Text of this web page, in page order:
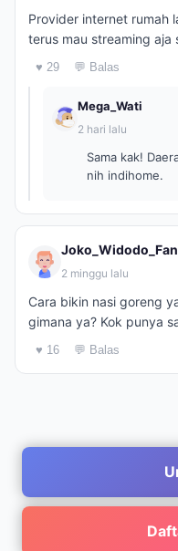
Provider internet rumah
terus mau streaming aja
♥ 29 💬 Balas
Mega_Wati
2 hari lalu
Sama kak!
nih indihome.
2 minggu lalu
Cara bikin nasi goreng
gimana ya? Kok punya
♥ 16 💬 Balas